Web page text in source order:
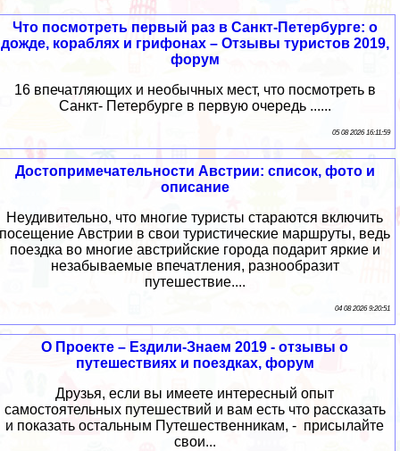
Что посмотреть первый раз в Санкт-Петербурге: о
дожде, кораблях и грифонах – Отзывы туристов 2019,
форум
16 впечатляющих и необычных мест, что посмотреть в
Санкт- Петербурге в первую очередь ......
05 08 2026 16:11:59
Достопримечательности Австрии: список, фото и
описание
Неудивительно, что многие туристы стараются включить
посещение Австрии в свои туристические маршруты, ведь
поездка во многие австрийские города подарит яркие и
незабываемые впечатления, разнообразит
путешествие....
04 08 2026 9:20:51
О Проекте – Ездили-Знаем 2019 - отзывы о
путешествиях и поездках, форум
Друзья, если вы имеете интересный опыт
самостоятельных путешествий и вам есть что рассказать
и показать остальным Путешественникам, - присылайте
свои...